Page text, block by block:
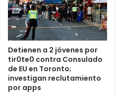
Detienen a 2 jóvenes por
tir0te0 contra Consulado
de EU en Toronto;
investigan reclutamiento
por apps